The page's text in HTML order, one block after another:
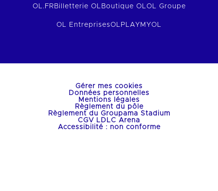
OL.FR Billetterie OL Boutique OL OL Groupe
OL EntreprisesOLPLAY MYOL
Gérer mes cookies
Données personnelles
Mentions légales
Règlement du pôle
Règlement du Groupama Stadium
CGV LDLC Arena
Accessibilité : non conforme